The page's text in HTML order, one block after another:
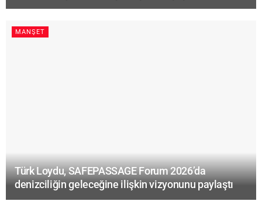
MANŞET
Türk Loydu, SAFEPASSAGE Forum 2026’da
denizciliğin geleceğine ilişkin vizyonunu paylaştı